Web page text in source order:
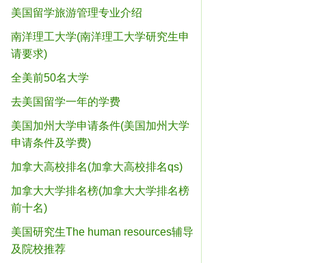
美国留学旅游管理专业介绍
南洋理工大学(南洋理工大学研究生申
请要求)
全美前50名大学
去美国留学一年的学费
美国加州大学申请条件(美国加州大学
申请条件及学费)
加拿大高校排名(加拿大高校排名qs)
加拿大大学排名榜(加拿大大学排名榜
前十名)
美国研究生The human resources辅导
及院校推荐